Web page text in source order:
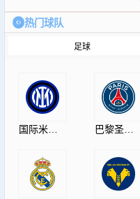
热门球队
足球
巴黎圣日耳曼(PSG)